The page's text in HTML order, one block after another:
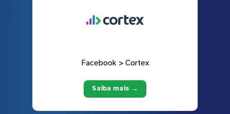
Facebook > Cortex
Saiba mais →